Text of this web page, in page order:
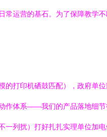
运营的基石。为了保障教学
打印机硒鼓匹配），政府单
作体系——我们的产品落地细
列扰）打好扎扎实理单位加电